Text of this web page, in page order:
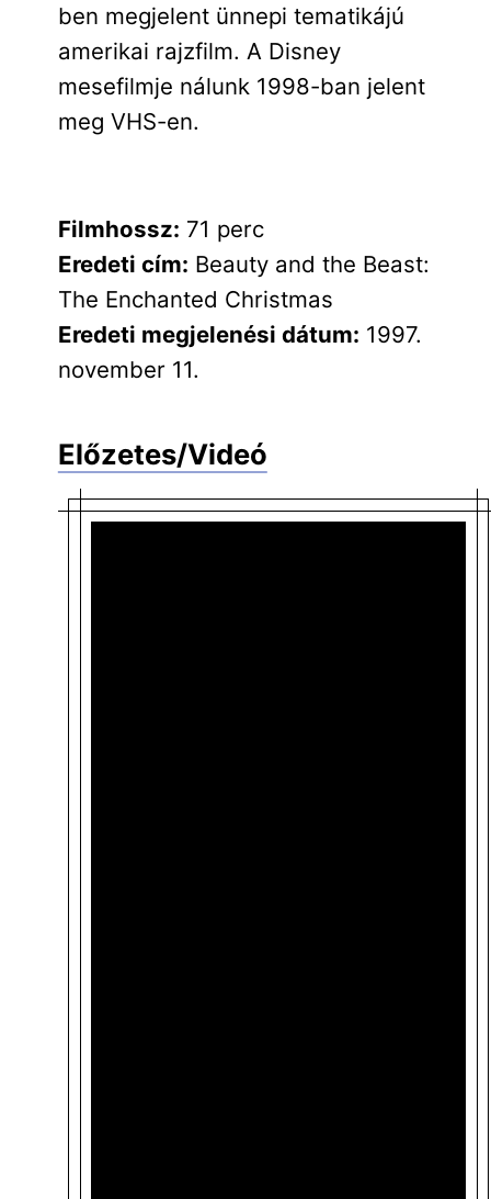
ben megjelent ünnepi tematikájú
amerikai rajzfilm. A Disney
mesefilmje nálunk 1998-ban jelent
meg VHS-en.
Filmhossz: 71 perc
Eredeti cím: Beauty and the Beast:
The Enchanted Christmas
Eredeti megjelenési dátum: 1997.
november 11.
Előzetes/Videó